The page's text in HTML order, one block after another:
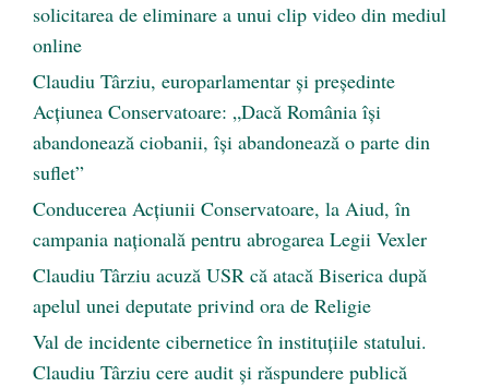
solicitarea de eliminare a unui clip video din mediul
online
Claudiu Târziu, europarlamentar și președinte
Acțiunea Conservatoare: „Dacă România își
abandonează ciobanii, își abandonează o parte din
suflet”
Conducerea Acțiunii Conservatoare, la Aiud, în
campania națională pentru abrogarea Legii Vexler
Claudiu Târziu acuză USR că atacă Biserica după
apelul unei deputate privind ora de Religie
Val de incidente cibernetice în instituțiile statului.
Claudiu Târziu cere audit și răspundere publică